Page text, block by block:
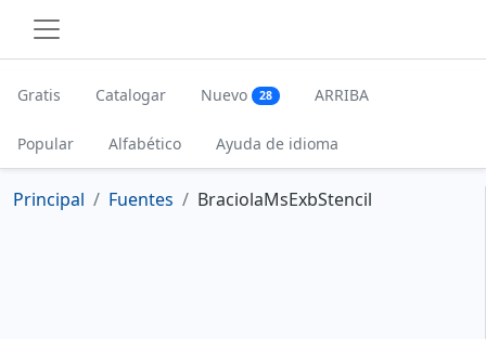
Gratis Catalogar Nuevo 28 ARRIBA
Popular Alfabético Ayuda de idioma
Principal Fuentes BraciolaMsExbStencil